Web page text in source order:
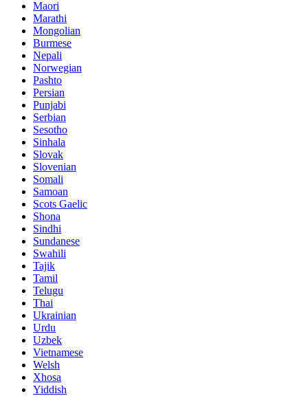
Maori
Marathi
Mongolian
Burmese
Nepali
Norwegian
Pashto
Persian
Punjabi
Serbian
Sesotho
Sinhala
Slovak
Slovenian
Somali
Samoan
Scots Gaelic
Shona
Sindhi
Sundanese
Swahili
Tajik
Tamil
Telugu
Thai
Ukrainian
Urdu
Uzbek
Vietnamese
Welsh
Xhosa
Yiddish